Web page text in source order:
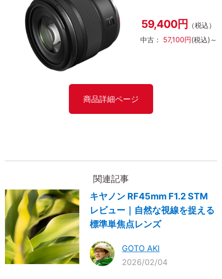
59,400円 （税込）
中古： 57,100円(税込)～
商品詳細ページ
関連記事
キヤノン RF45mm F1.2 STM
レビュー｜自然な視線を捉える
標準単焦点レンズ
GOTO AKI
2026/02/04